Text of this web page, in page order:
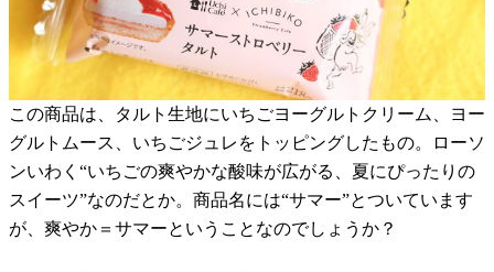
この商品は、タルト生地にいちごヨーグルトクリーム、ヨー
グルトムース、いちごジュレをトッピングしたもの。ローソ
ンいわく“いちごの爽やかな酸味が広がる、夏にぴったりの
スイーツ”なのだとか。商品名には“サマー”とついています
が、爽やか＝サマーということなのでしょうか？